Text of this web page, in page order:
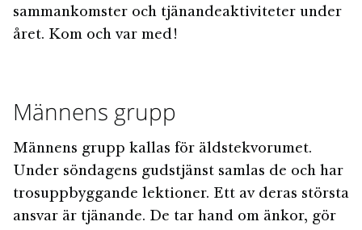
sammankomster och tjänandeaktiviteter under
året. Kom och var med!
Männens grupp
Männens grupp kallas för äldstekvorumet.
Under söndagens gudstjänst samlas de och har
trosuppbyggande lektioner. Ett av deras största
ansvar är tjänande. De tar hand om änkor, gör